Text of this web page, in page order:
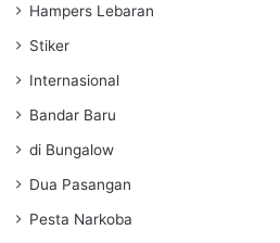
Hampers Lebaran
Stiker
Internasional
Bandar Baru
di Bungalow
Dua Pasangan
Pesta Narkoba